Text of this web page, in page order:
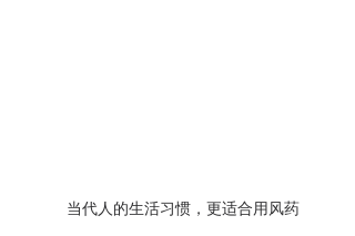
当代人的生活习惯，更适合用风药